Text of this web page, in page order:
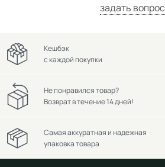
задать вопрос
Кешбэк
с каждой покупки
Не понравился товар?
Возврат в течение 14 дней!
Самая аккуратная и надежная
упаковка товара